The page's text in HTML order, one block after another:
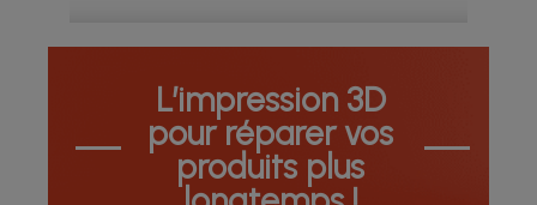
L’impression 3D
pour réparer vos
produits plus